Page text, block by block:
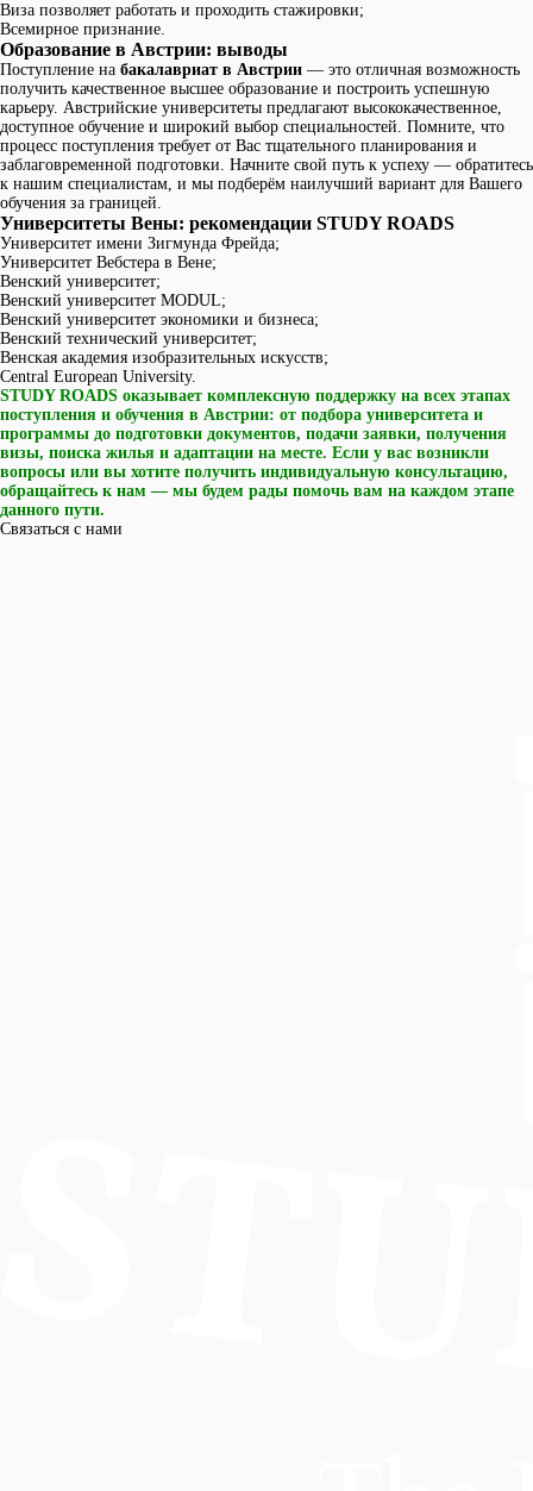
Виза позволяет работать и проходить стажировки;
Всемирное признание.
Образование в Австрии: выводы
Поступление на бакалавриат в Австрии — это отличная возможность
получить качественное высшее образование и построить успешную
карьеру. Австрийские университеты предлагают высококачественное,
доступное обучение и широкий выбор специальностей. Помните, что
процесс поступления требует от Вас тщательного планирования и
заблаговременной подготовки. Начните свой путь к успеху — обратитесь
к нашим специалистам, и мы подберём наилучший вариант для Вашего
обучения за границей.
Университеты Вены: рекомендации STUDY ROADS
Университет имени Зигмунда Фрейда;
Университет Вебстера в Вене;
Венский университет;
Венский университет MODUL;
Венский университет экономики и бизнеса;
Венский технический университет;
Венская академия изобразительных искусств;
Central European University.
STUDY ROADS оказывает комплексную поддержку на всех этапах
поступления и обучения в Австрии: от подбора университета и
программы до подготовки документов, подачи заявки, получения
визы, поиска жилья и адаптации на месте. Если у вас возникли
вопросы или вы хотите получить индивидуальную консультацию,
обращайтесь к нам — мы будем рады помочь вам на каждом этапе
данного пути.
Связаться с нами